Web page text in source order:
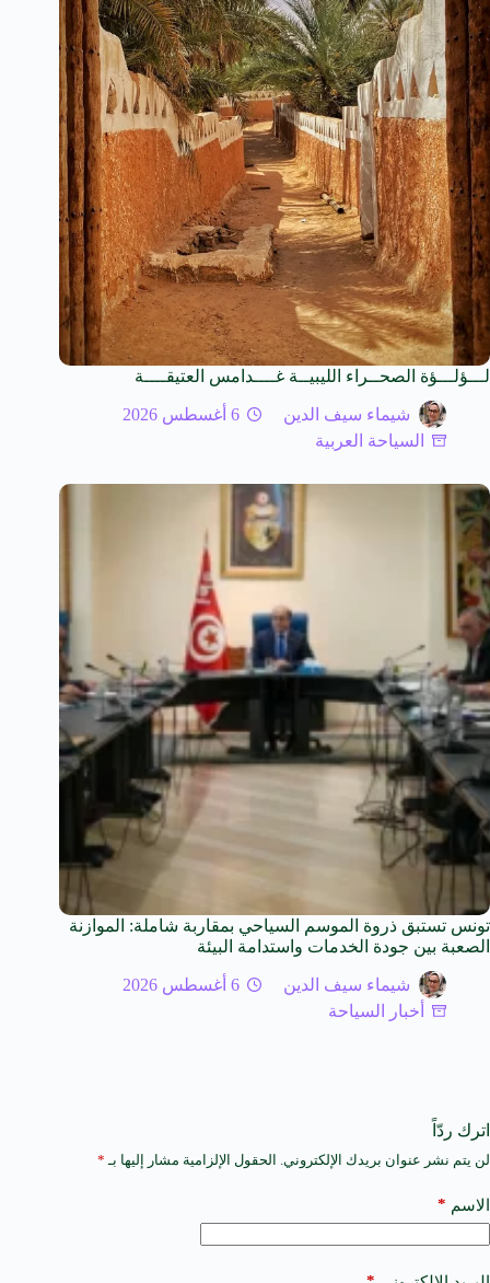
لـــؤلـــؤة الصحــراء الليبيــة غــــدامس العتيقــــة
شيماء سيف الدين
6 أغسطس 2026
السياحة العربية
تونس تستبق ذروة الموسم السياحي بمقاربة شاملة: الموازنة
الصعبة بين جودة الخدمات واستدامة البيئة
شيماء سيف الدين
6 أغسطس 2026
أخبار السياحة
اترك ردّاً
لن يتم نشر عنوان بريدك الإلكتروني. الحقول الإلزامية مشار إليها بـ *
الاسم *
A
t
e